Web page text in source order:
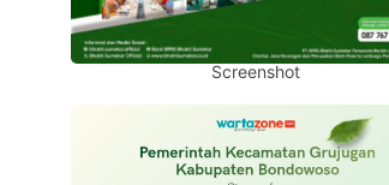
Screenshot